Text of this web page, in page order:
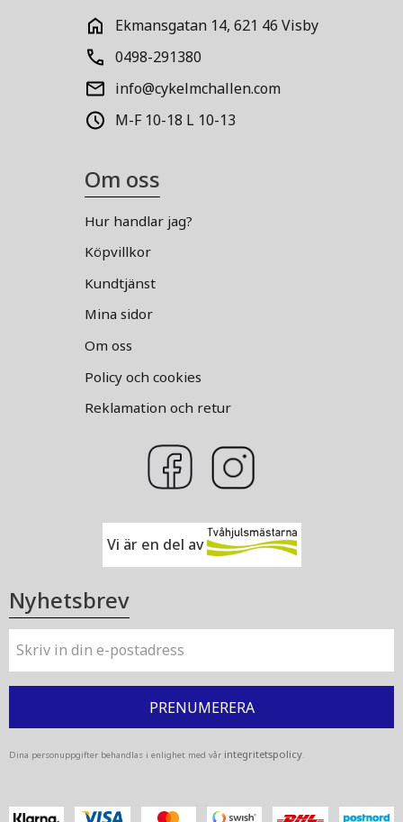
Ekmansgatan 14, 621 46 Visby
0498-291380
info@cykelmchallen.com
M-F 10-18 L 10-13
Om oss
Hur handlar jag?
Köpvillkor
Kundtjänst
Mina sidor
Om oss
Policy och cookies
Reklamation och retur
Vi är en del av
Nyhetsbrev
PRENUMERERA
Dina personuppgifter behandlas i enlighet med vår integritetspolicy.